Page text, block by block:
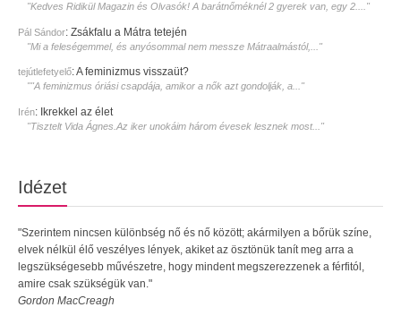
"Kedves Ridikül Magazin és Olvasók! A barátnőméknél 2 gyerek van, egy 2...."
Pál Sándor: Zsákfalu a Mátra tetején
"Mi a feleségemmel, és anyósommal nem messze Mátraalmástól,..."
tejútlefetyelő:A feminizmus visszaüt?
""A feminizmus óriási csapdája, amikor a nők azt gondolják, a..."
Irén: Ikrekkel az élet
"Tisztelt Vida Ágnes.Az iker unokáim három évesek lesznek most..."
Idézet
"Szerintem nincsen különbség nő és nő között; akármilyen a bőrük színe,
elvek nélkül élő veszélyes lények, akiket az ösztönük tanít meg arra a
legszükségesebb művészetre, hogy mindent megszerezzenek a férfitól,
amire csak szükségük van."
Gordon MacCreagh